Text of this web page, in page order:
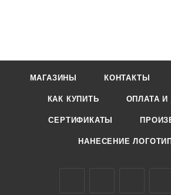
МАГАЗИНЫ КОНТАКТЫ
КАК КУПИТЬ ОПЛАТА И
СЕРТИФИКАТЫ
НАНЕСЕНИЕ